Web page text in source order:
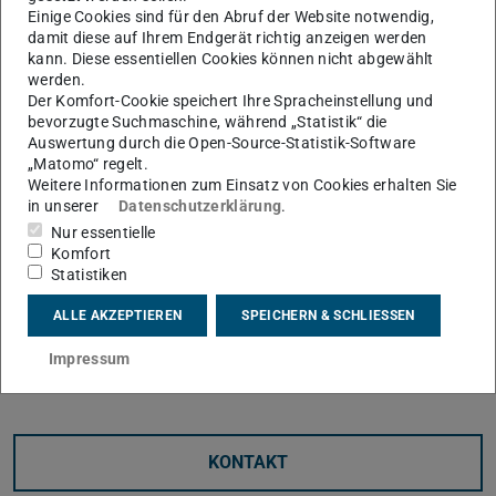
Literaturrecherche
Erweiterung der bestehenden GUI hinsichtlich der
Identifikation auftretender Störgrößeneinflüsse
Implementierung geeigneter Abfragen zur systematisch
Identifikation der Wirkung auftretender potenzieller
Störgrößen
Kontakt:
Benjamin Kraus | L1|01 – 242 |
benjamin.kraus@tu-…
Peter Welzbacher | L1|01 – 243 |
+49 6151 16-21199
peter.welzbacher@tu-…
Ausschreibung als pdf
KONTAKT
Einige Cookies sind für den Abruf der Website notwendig,
damit diese auf Ihrem Endgerät richtig anzeigen werden
kann. Diese essentiellen Cookies können nicht abgewählt
werden.
Der Komfort-Cookie speichert Ihre Spracheinstellung und
bevorzugte Suchmaschine, während „Statistik“ die
Auswertung durch die Open-Source-Statistik-Software
„Matomo“ regelt.
Weitere Informationen zum Einsatz von Cookies erhalten Sie
in unserer
Datenschutzerklärung.
Nur essentielle
Komfort
Statistiken
ALLE AKZEPTIEREN SPEICHERN & SCHLIESSEN
Impressum